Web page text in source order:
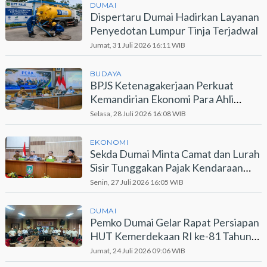
DUMAI
Dispertaru Dumai Hadirkan Layanan
Penyedotan Lumpur Tinja Terjadwal
Jumat, 31 Juli 2026 16:11 WIB
BUDAYA
BPJS Ketenagakerjaan Perkuat
Kemandirian Ekonomi Para Ahli
Waris Lewat Program PEKA
Selasa, 28 Juli 2026 16:08 WIB
EKONOMI
Sekda Dumai Minta Camat dan Lurah
Sisir Tunggakan Pajak Kendaraan
Bermotor
Senin, 27 Juli 2026 16:05 WIB
DUMAI
Pemko Dumai Gelar Rapat Persiapan
HUT Kemerdekaan RI ke-81 Tahun
2026
Jumat, 24 Juli 2026 09:06 WIB